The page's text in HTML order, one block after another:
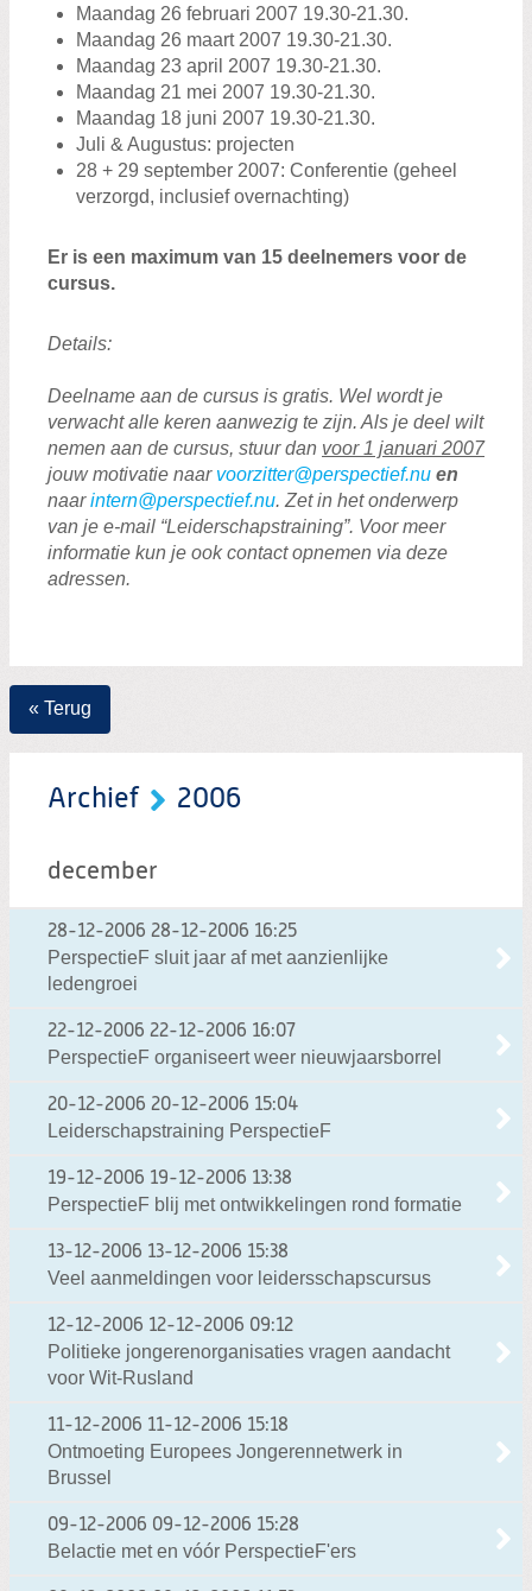
Maandag 26 februari 2007 19.30-21.30.
Maandag 26 maart 2007 19.30-21.30.
Maandag 23 april 2007 19.30-21.30.
Maandag 21 mei 2007 19.30-21.30.
Maandag 18 juni 2007 19.30-21.30.
Juli & Augustus: projecten
28 + 29 september 2007: Conferentie (geheel
verzorgd, inclusief overnachting)
Er is een maximum van 15 deelnemers voor de
cursus.
Details:
Deelname aan de cursus is gratis. Wel wordt je
verwacht alle keren aanwezig te zijn. Als je deel wilt
nemen aan de cursus, stuur dan voor 1 januari 2007
jouw motivatie naar voorzitter@perspectief.nu en
naarintern@perspectief.nu. Zet in het onderwerp
van je e-mail “Leiderschapstraining”. Voor meer
informatie kun je ook contact opnemen via deze
adressen.
« Terug
Archief 2006
december
28-12-2006 28-12-2006 16:25
PerspectieF sluit jaar af met aanzienlijke
ledengroei
22-12-2006 22-12-2006 16:07
PerspectieF organiseert weer nieuwjaarsborrel
20-12-2006 20-12-2006 15:04
Leiderschapstraining PerspectieF
19-12-2006 19-12-2006 13:38
PerspectieF blij met ontwikkelingen rond formatie
13-12-2006 13-12-2006 15:38
Veel aanmeldingen voor leidersschapscursus
12-12-2006 12-12-2006 09:12
Politieke jongerenorganisaties vragen aandacht
voor Wit-Rusland
11-12-2006 11-12-2006 15:18
Ontmoeting Europees Jongerennetwerk in
Brussel
09-12-2006 09-12-2006 15:28
Belactie met en vóór PerspectieF'ers